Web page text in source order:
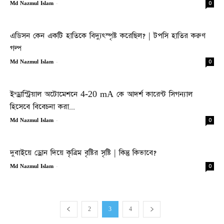
Md Nazmul Islam - 0
এডিসন কেন একটি হাতিকে বিদ্যুৎস্পৃষ্ট করেছিল? | টপসি হাতির করুণ
গল্প
Md Nazmul Islam - 0
ইন্ড্রাস্ট্রিয়াল অটোমেশনে 4-20 mA কে আদর্শ কারেন্ট সিগন্যাল
হিসেবে বিবেচনা করা...
Md Nazmul Islam - 0
দুবাইয়ে ড্রোন দিয়ে কৃত্রিম বৃষ্টির সৃষ্টি | কিন্তু কিভাবে?
Md Nazmul Islam - 0
2 3 4